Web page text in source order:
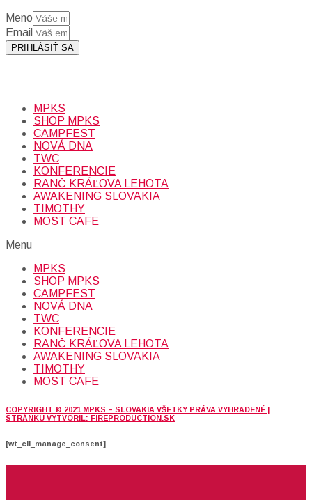
Meno
Email
PRIHLÁSIŤ SA
MPKS
SHOP MPKS
CAMPFEST
NOVÁ DNA
TWC
KONFERENCIE
RANČ KRÁĽOVA LEHOTA
AWAKENING SLOVAKIA
TIMOTHY
MOST CAFE
Menu
MPKS
SHOP MPKS
CAMPFEST
NOVÁ DNA
TWC
KONFERENCIE
RANČ KRÁĽOVA LEHOTA
AWAKENING SLOVAKIA
TIMOTHY
MOST CAFE
COPYRIGHT © 2021 MPKS – SLOVAKIA VŠETKY PRÁVA VYHRADENÉ |
STRÁNKU VYTVORIL: FIREPRODUCTION.SK
[wt_cli_manage_consent]